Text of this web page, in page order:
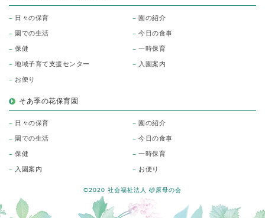
日々の保育 園の紹介
園での生活 今日の食事
保健 一時保育
地域子育て支援センター 入園案内
お便り
そあ季の花保育園
日々の保育 園の紹介
園での生活 今日の食事
保健 一時保育
入園案内 お便り
©2020 社会福祉法人 砂原母の会